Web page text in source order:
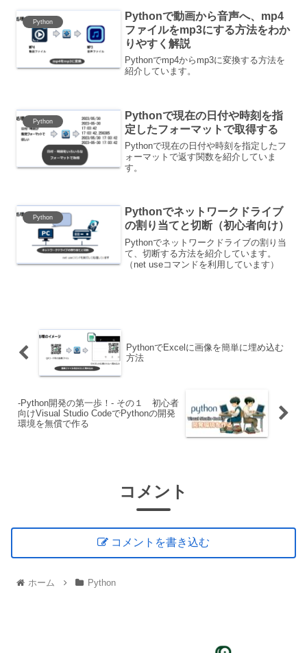
Python
Pythonで動画から音声へ、mp4
ファイルをmp3にする方法をわか
りやすく解説
Pythonでmp4からmp3に変換する方法を
紹介しています。
Python
Pythonで現在の日付や時刻を指
定したフォーマットで取得する
Pythonで現在の日付や時刻を指定したフ
ォーマットで返す関数を紹介していま
す。
Python
Pythonでネットワークドライブ
の割り当てと切断（初心者向け）
Pythonでネットワークドライブの割り当
て、切断する方法を紹介しています。
（net useコマンドを利用しています）
PythonでExcelに画像を簡単に埋め込む
方法
-Python開発の第一歩！- その１ 初心者
向けVisual Studio CodeでPythonの開発
環境を無償で作る
コメント
コメントを書き込む
ホーム Python